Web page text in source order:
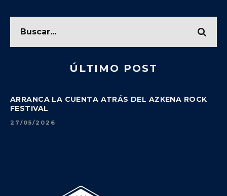
ÚLTIMO POST
ARRANCA LA CUENTA ATRÁS DEL AZKENA ROCK
FESTIVAL
27/05/2026